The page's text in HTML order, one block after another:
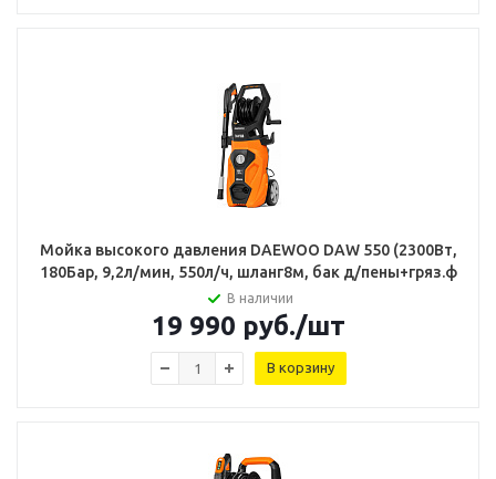
Мойка высокого давления DAEWOO DAW 550 (2300Вт,
180Бар, 9,2л/мин, 550л/ч, шланг8м, бак д/пены+гряз.ф
В наличии
19 990 руб./шт
В корзину